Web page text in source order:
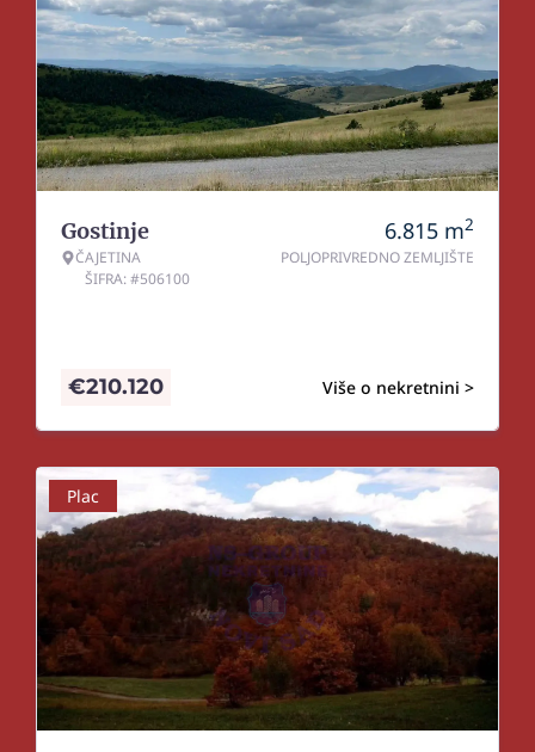
Gostinje
ČAJETINA
ŠIFRA: #506100
6.815 m2
POLJOPRIVREDNO ZEMLJIŠTE
Više o nekretnini >
€210.120
Plac